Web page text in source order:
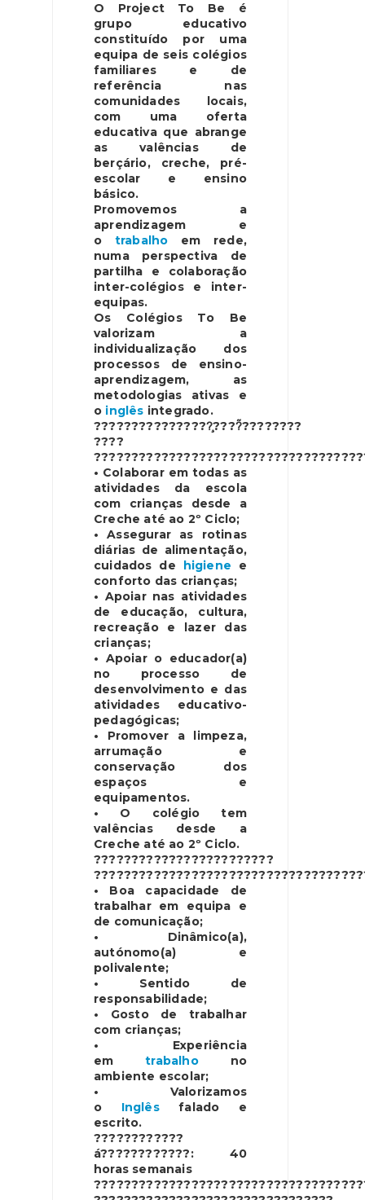
O Project To Be é
grupo educativo
constituído por uma
equipa de seis colégios
familiares e de
referência nas
comunidades locais,
com uma oferta
educativa que abrange
as valências de
berçário, creche, pré-
escolar e ensino
básico.
Promovemos a
aprendizagem e
o trabalho em rede,
numa perspectiva de
partilha e colaboração
inter-colégios e inter-
equipas.
Os Colégios To Be
valorizam a
individualização dos
processos de ensino-
aprendizagem, as
metodologias ativas e
o inglês integrado.
????????????????????̃????????
????
• Colaborar em todas as
atividades da escola
com crianças desde a
Creche até ao 2º Ciclo;
• Assegurar as rotinas
diárias de alimentação,
cuidados de higiene e
conforto das crianças;
• Apoiar nas atividades
de educação, cultura,
recreação e lazer das
crianças;
• Apoiar o educador(a)
no processo de
desenvolvimento e das
atividades educativo-
pedagógicas;
• Promover a limpeza,
arrumação e
conservação dos
espaços e
equipamentos.
• O colégio tem
valências desde a
Creche até ao 2º Ciclo.
????????????????????????
• Boa capacidade de
trabalhar em equipa e
de comunicação;
• Dinâmico(a),
autónomo(a) e
polivalente;
• Sentido de
responsabilidade;
• Gosto de trabalhar
com crianças;
• Experiência
emtrabalhono
ambiente escolar;
• Valorizamos
o Inglêsfalado e
escrito.
????????????
á????????????: 40
horas semanais